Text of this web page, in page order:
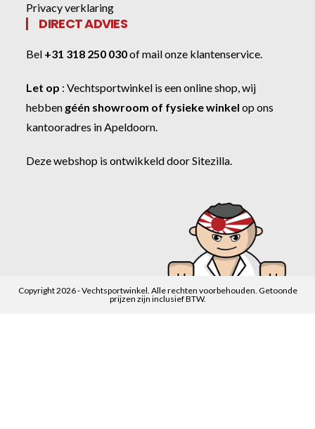
Privacy verklaring
DIRECT ADVIES
Bel +31 318 250 030ofmail onze klantenservice.
Let op :Vechtsportwinkel is een online shop, wij
hebben géén showroom of fysieke winkel op ons
kantooradres in Apeldoorn.
Deze webshop is ontwikkeld doorSitezilla.
Copyright 2026 - Vechtsportwinkel. Alle rechten voorbehouden. Getoonde
prijzen zijn inclusief BTW.